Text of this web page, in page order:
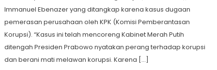
Immanuel Ebenazer yang ditangkap karena kasus dugaan
pemerasan perusahaan oleh KPK (Komisi Pemberantasan
Korupsi). “Kasus ini telah mencoreng Kabinet Merah Putih
ditengah Presiden Prabowo nyatakan perang terhadap korupsi
dan berani mati melawan korupsi. Karena […]